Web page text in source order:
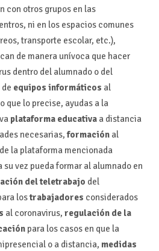
con otros grupos en las
ni en los espacios comunes
transporte escolar, etc.),
de manera unívoca que hacer
dentro del alumnado o del
equipos informáticos al
que lo precise, ayudas a la
plataforma educativaa distancia
necesarias,formaciónal
la plataforma mencionada
vez pueda formar al alumnado en
del teletrabajo del
lostrabajadores considerados
al coronavirus, regulación de la
para los casos en que la
o a distancia, medidas